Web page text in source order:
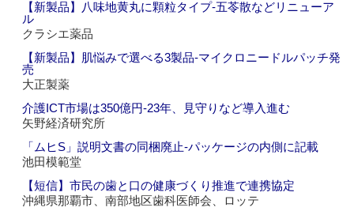
【新製品】八味地黄丸に顆粒タイプ‐五苓散などリニューア
ル
クラシエ薬品
【新製品】肌悩みで選べる3製品‐マイクロニードルパッチ発
売
大正製薬
介護ICT市場は350億円‐23年、見守りなど導入進む
矢野経済研究所
「ムヒS」説明文書の同梱廃止‐パッケージの内側に記載
池田模範堂
【短信】市民の歯と口の健康づくり推進で連携協定
沖縄県那覇市、南部地区歯科医師会、ロッテ